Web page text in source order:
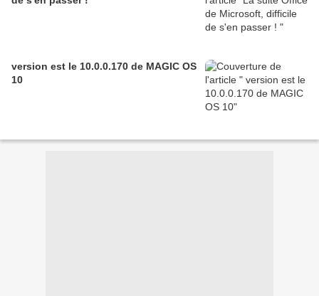
version est le 10.0.0.170 de MAGIC OS
10